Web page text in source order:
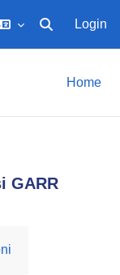
Attiva/
Login
Home
GARR